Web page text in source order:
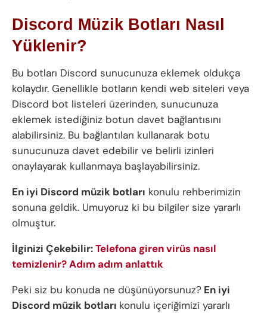
Discord Müzik Botları Nasıl
Yüklenir?
Bu botları Discord sunucunuza eklemek oldukça
kolaydır. Genellikle botların kendi web siteleri veya
Discord bot listeleri üzerinden, sunucunuza
eklemek istediğiniz botun davet bağlantısını
alabilirsiniz. Bu bağlantıları kullanarak botu
sunucunuza davet edebilir ve belirli izinleri
onaylayarak kullanmaya başlayabilirsiniz.
En iyi Discord müzik botları konulu rehberimizin
sonuna geldik. Umuyoruz ki bu bilgiler size yararlı
olmuştur.
İlginizi Çekebilir:Telefona giren virüs nasıl
temizlenir? Adım adım anlattık
Peki siz bu konuda ne düşünüyorsunuz? En iyi
Discord müzik botları konulu içeriğimizi yararlı